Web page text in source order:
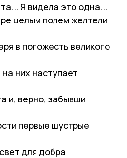
Я видела это одна...
целым полем желтели
в погожесть великого
них наступает
и, верно, забывши
первые шустрые
для добра